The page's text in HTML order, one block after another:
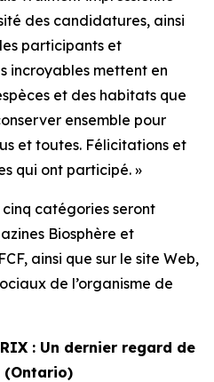
des candidatures, ainsi
participants et
incroyables mettent en
et des habitats que
ensemble pour
et toutes. Félicitations et
qui ont participé. »
cinq catégories seront
Biosphère et
ainsi que sur le site Web,
de l’organisme de
: Un dernier regard de
(Ontario)